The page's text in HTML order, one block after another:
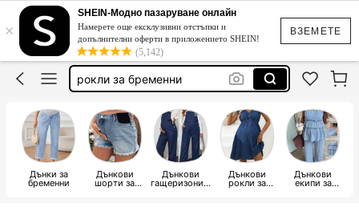
ВЗЕМЕТЕ
×
SHEIN-Модно пазаруване онлайн
Намерете още ексклузивни отстъпки и
допълнителни оферти в приложението SHEIN!
(5,142)
дънки за бременни
дрехи за бременни
дрехи за бременни зимни
рокли за бременни
дънки за бременни
Дънки за
бременни
Дънкови
шорти за
Дънкови
гащеризони и
Дънкови
рокли за
Дънкови
екипи за